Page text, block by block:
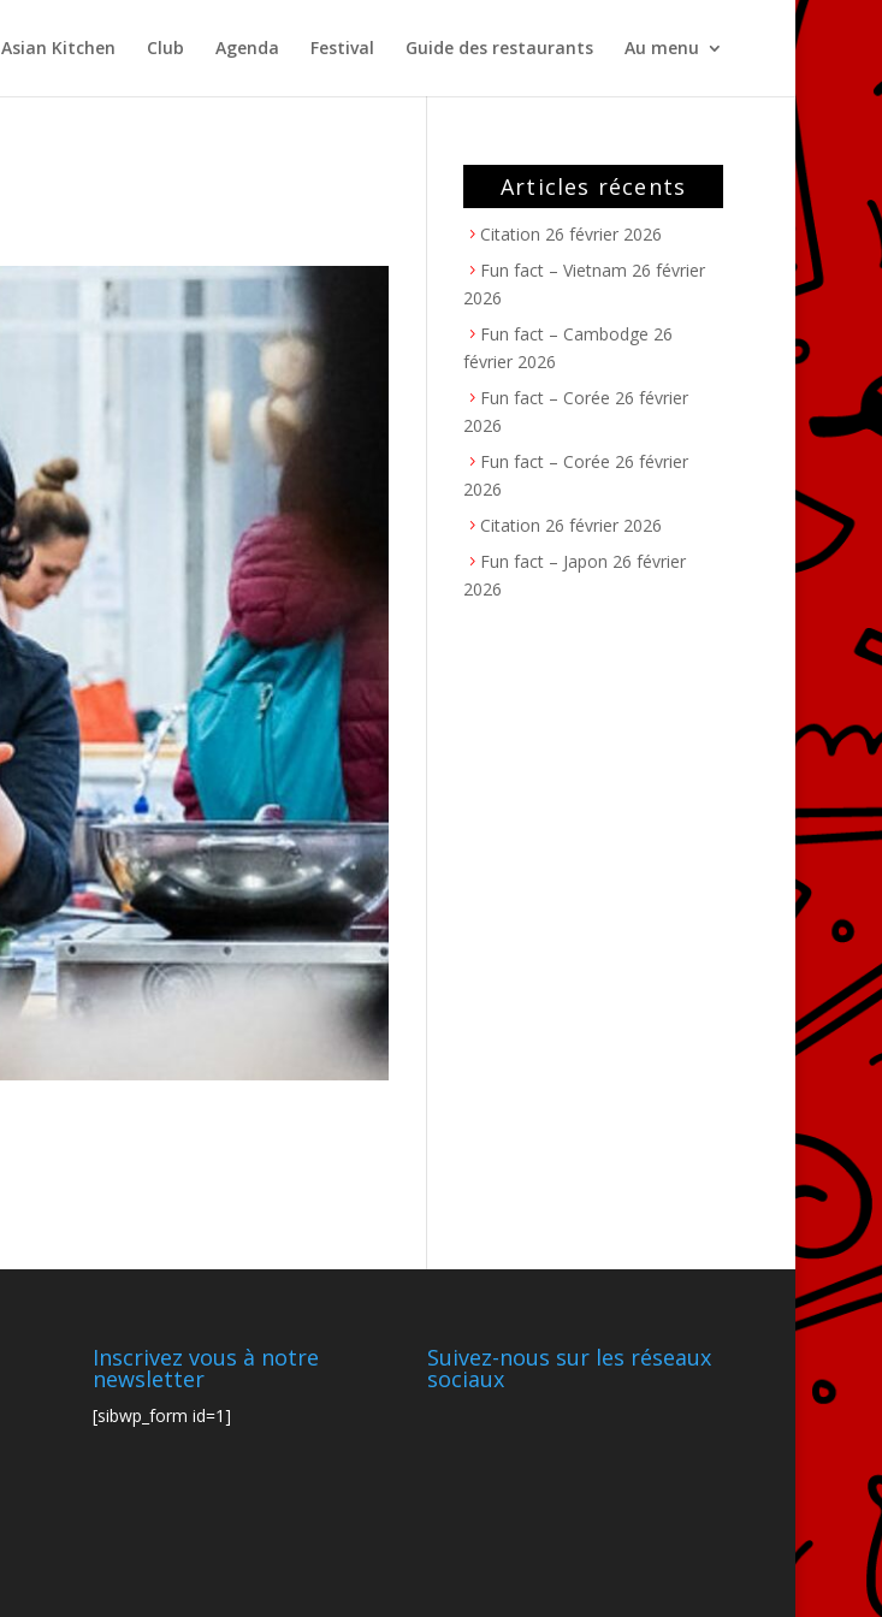
Asian Kitchen Club Agenda Festival Guide des restaurants Au menu
Articles récents
Citation 26 février 2026
Fun fact – Vietnam 26 février
2026
Fun fact – Cambodge 26
février 2026
Fun fact – Corée 26 février
2026
Fun fact – Corée 26 février
2026
Citation 26 février 2026
Fun fact – Japon 26 février
2026
Inscrivez vous à notre
newsletter
[sibwp_form id=1]
Suivez-nous sur les réseaux
sociaux